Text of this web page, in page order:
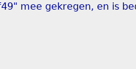
mee gekregen, en is